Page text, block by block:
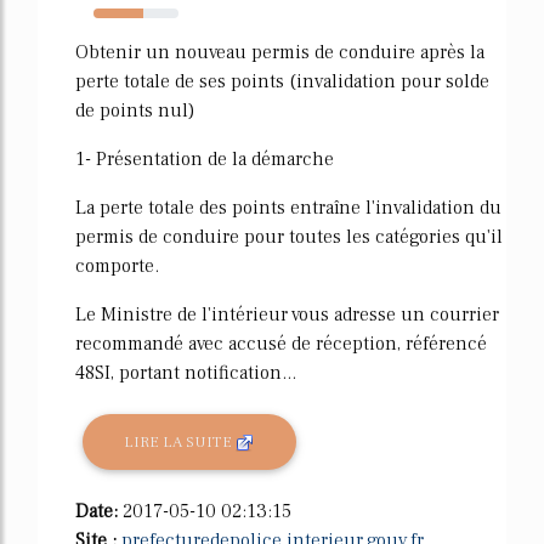
58%
Obtenir un nouveau permis de conduire après la
perte totale de ses points (invalidation pour solde
de points nul)
1- Présentation de la démarche
La perte totale des points entraîne l'invalidation du
permis de conduire pour toutes les catégories qu'il
comporte.
Le Ministre de l'intérieur vous adresse un courrier
recommandé avec accusé de réception, référencé
48SI, portant notification...
LIRE LA SUITE
Date: 2017-05-10 02:13:15